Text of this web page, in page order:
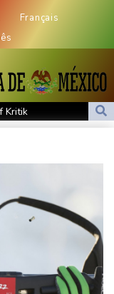
Français
Kritik
nationalen
- Dutzende
Zulassung
Zwei Tote